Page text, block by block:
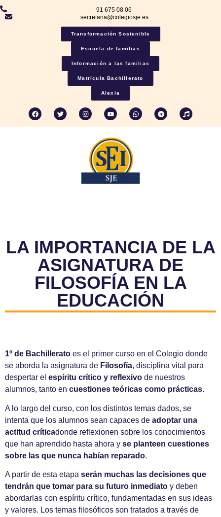
91 675 08 06
secretaria@colegiosje.es
Transformación Sostenible
Escuela de familias
Información a las familias
Matrícula Bachillerato
Alexia
LA IMPORTANCIA DE LA
ASIGNATURA DE
FILOSOFÍA EN LA
EDUCACIÓN
1º de Bachillerato es el primer curso en el Colegio donde
se aborda la asignatura de Filosofía, disciplina vital para
despertar el espíritu crítico y reflexivo de nuestros
alumnos, tanto en cuestiones teóricas como prácticas.
A lo largo del curso, con los distintos temas dados, se
intenta que los alumnos sean capaces de adoptar una
actitud críticadonde reflexionen sobre los conocimientos
que han aprendido hasta ahora y se planteen cuestiones
sobre las que nunca habían reparado.
A partir de esta etapa serán muchas las decisiones que
tendrán que tomar para su futuro inmediato y deben
abordarlas con espíritu crítico, fundamentadas en sus ideas
y valores. Los temas filosóficos son tratados a través de